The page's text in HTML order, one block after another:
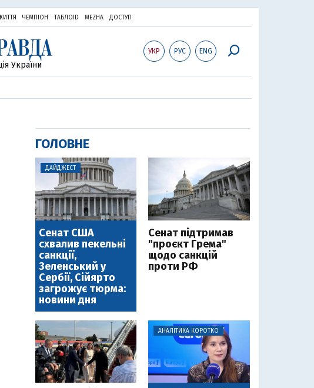
ЧЕМПІОН ТАБЛОID MEZHA ДОСТУП
УКР РУС ENG
України
ГОЛОВНЕ
ДАЙДЖЕСТ
Сенат США
схвалив пекельні
санкції,
Зеленський у
Сербії, Сійярто
загрожує тюрма:
новини дня
Cенат підтримав
"проєкт Грема"
щодо санкцій
проти РФ
АНАЛІТИКА КОРОТКО